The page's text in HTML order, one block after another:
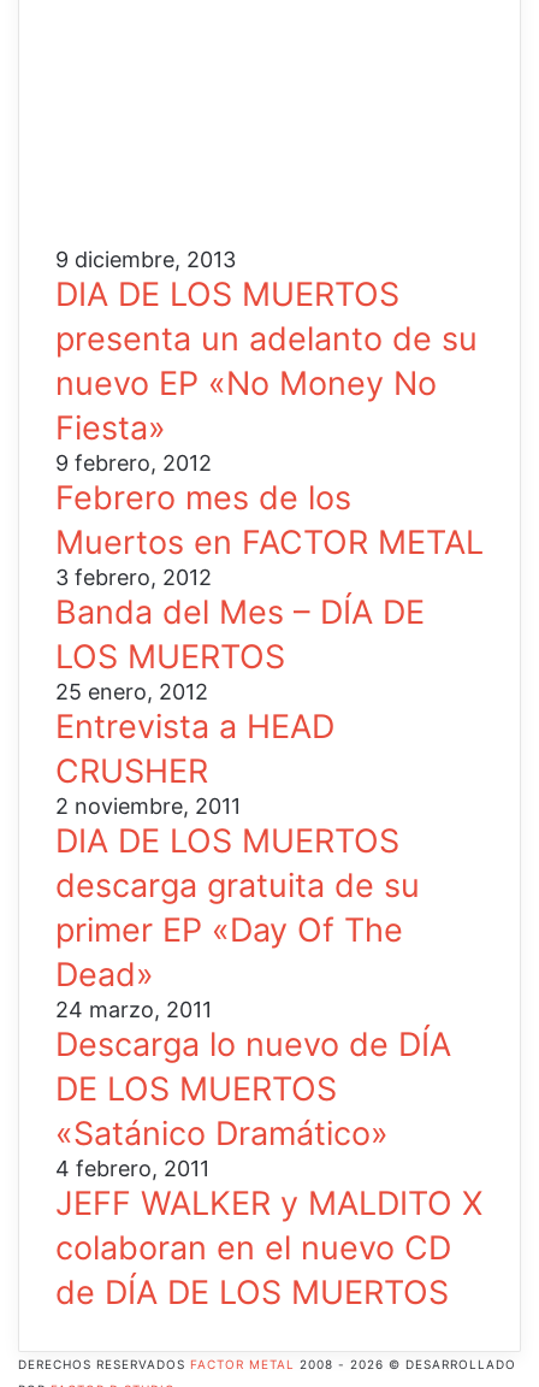
9 diciembre, 2013
DIA DE LOS MUERTOS
presenta un adelanto de su
nuevo EP «No Money No
Fiesta»
9 febrero, 2012
Febrero mes de los
Muertos en FACTOR METAL
3 febrero, 2012
Banda del Mes – DÍA DE
LOS MUERTOS
25 enero, 2012
Entrevista a HEAD
CRUSHER
2 noviembre, 2011
DIA DE LOS MUERTOS
descarga gratuita de su
primer EP «Day Of The
Dead»
24 marzo, 2011
Descarga lo nuevo de DÍA
DE LOS MUERTOS
«Satánico Dramático»
4 febrero, 2011
JEFF WALKER y MALDITO X
colaboran en el nuevo CD
de DÍA DE LOS MUERTOS
DERECHOS RESERVADOS FACTOR METAL
2008 - 2026 © DESARROLLADO